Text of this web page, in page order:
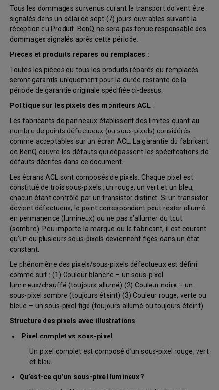
Tous les dommages survenus durant le transport doivent être
signalés dans un délai de sept (7) jours ouvrables suivant la
réception du Produit. BenQ ne sera pas tenue responsable des
dommages signalés après cette période.
Pièces et produits réparés ou remplacés :
Toutes les pièces ou tous les produits réparés ou remplacés
seront garantis uniquement pour la durée restante de la
période de garantie originale spécifiée ci-dessus.
Politique sur les pixels des moniteurs ACL :
Les fabricants de panneaux établissent des limites quant au
nombre de points défectueux (ou sous-pixels) considérés
comme acceptables sur un écran ACL. La garantie du fabricant
de BenQ couvre les défauts qui dépassent les spécifications de
défauts décrites dans ce document.
Les écrans ACL sont composés de pixels. Chaque pixel est
constitué de trois sous-pixels : un rouge, un vert et un bleu,
chacun étant contrôlé par un transistor distinct. Si un transistor
devient défectueux, le point correspondant peut rester allumé
en permanence (lumineux) ou ne pas s’allumer du tout
(sombre). Peu importe la marque ou le fabricant, il est courant
qu’un ou plusieurs sous-pixels deviennent figés dans un état
constant.
Le phénomène des pixels/sous-pixels défectueux est défini
comme suit : (1) Couleur blanche – un sous-pixel
lumineux/chauffé (toujours allumé) (2) Couleur noire – un
sous-pixel sombre (toujours éteint) (3) Couleur rouge, verte ou
bleue – un sous-pixel figé (toujours allumé ou toujours éteint)
Structure des pixels avec illustrations
Pixel complet vs sous-pixel
Un pixel complet est composé d’un sous-pixel rouge, vert
et bleu.
Qu’est-ce qu’un sous-pixel lumineux ?